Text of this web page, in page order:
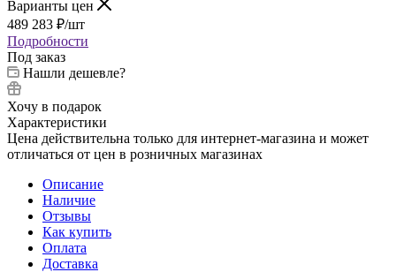
Варианты цен
489 283 ₽/шт
Подробности
Под заказ
Нашли дешевле?
Хочу в подарок
Характеристики
Цена действительна только для интернет-магазина и может
отличаться от цен в розничных магазинах
Описание
Наличие
Отзывы
Как купить
Оплата
Доставка